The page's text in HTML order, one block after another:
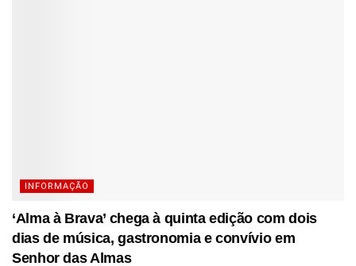
INFORMAÇÃO
‘Alma à Brava’ chega à quinta edição com dois
dias de música, gastronomia e convívio em
Senhor das Almas